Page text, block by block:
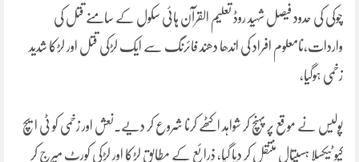
چوکی کی حدود فیصل شہید روڈ تعلیم القرآن ہائی سکول کے سامنے قتل کی
واردات،نامعلوم افراد کی اندھا دھند فائرنگ سے ایک لڑکی قتل اور لڑکا شدید
زخمی ہوگیا،
پولیس نے موقع پر پہنچ کر شواہد اکٹھے کرنا شروع کر دیے۔نعش اور زخمی کو ٹی ایچ
کیو ٹیکسلا ہسپتال منتقل کر دیا گیا، ذرائع کے مطابق لڑکا اور لڑکی کورٹ میرج کر